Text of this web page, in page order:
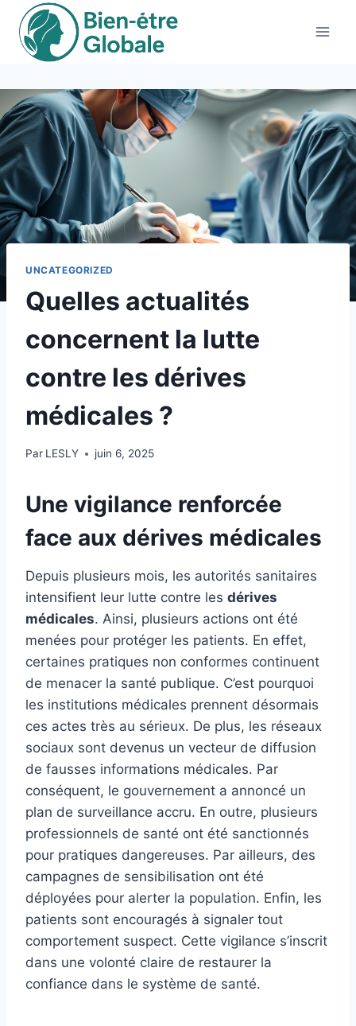
Aller
contenu
UNCATEGORIZED
Quelles actualités
concernent la lutte
contre les dérives
médicales ?
Par LESLY juin 6, 2025
Une vigilance renforcée
face aux dérives médicales
Depuis plusieurs mois, les autorités sanitaires
intensifient leur lutte contre les dérives
médicales. Ainsi, plusieurs actions ont été
menées pour protéger les patients. En effet,
certaines pratiques non conformes continuent
de menacer la santé publique. C’est pourquoi
les institutions médicales prennent désormais
ces actes très au sérieux. De plus, les réseaux
sociaux sont devenus un vecteur de diffusion
de fausses informations médicales. Par
conséquent, le gouvernement a annoncé un
plan de surveillance accru. En outre, plusieurs
professionnels de santé ont été sanctionnés
pour pratiques dangereuses. Par ailleurs, des
campagnes de sensibilisation ont été
déployées pour alerter la population. Enfin, les
patients sont encouragés à signaler tout
comportement suspect. Cette vigilance s’inscrit
dans une volonté claire de restaurer la
confiance dans le système de santé.